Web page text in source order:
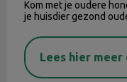
Kom met je oudere
je huisdier gezond
Lees hier meer